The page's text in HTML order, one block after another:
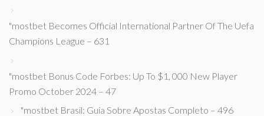
"mostbet Becomes Official International Partner Of The Uefa
Champions League – 631
"mostbet Bonus Code Forbes: Up To $1, 000 New Player
Promo October 2024 – 47
"mostbet Brasil: Guia Sobre Apostas Completo – 496